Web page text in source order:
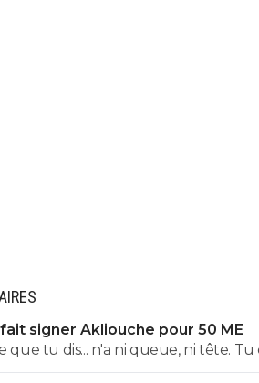
signer Akliouche pour 50 ME
ta propre bêtise... que tu